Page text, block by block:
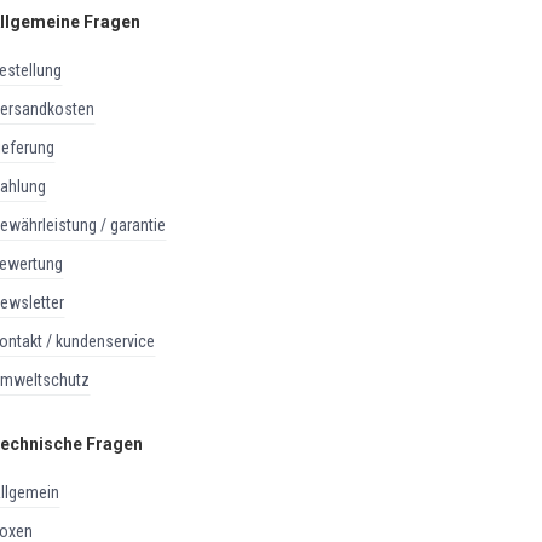
Fragen
bestellung
versandkosten
zahlung
gewährleistung / garantie
bewertung
newsletter
kontakt / kundenservice
umweltschutz
Fragen
allgemein
boxen